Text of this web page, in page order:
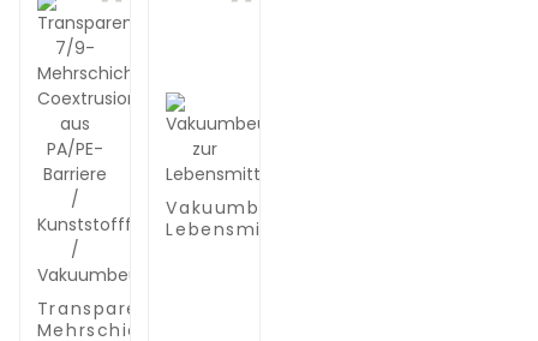
Transparente 7/9-
Mehrschicht-
Vakuumbeutel zur
Lebensmittelaufbewahrung